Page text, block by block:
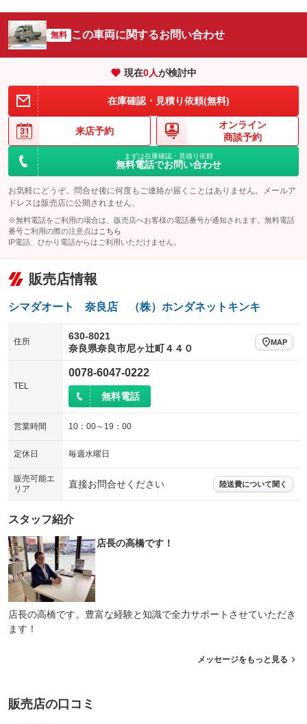
：装備なし ：装備あり
ダウンヒルアシストコントロール
：装備なし
：装備あり ：装備あり
ドライブレコーダー
USB入力端子
：装備なし Bluetooth接続
：装備なし
100V電源 クリーンディーゼル
：装備なし
センターデフロック
：装備なし
ラジコン付き
：装備なし フックイン付き
：装備なし
アームロール
：装備なし
アーム式
：装備なし 後輪ダブル
：装備なし
三方開 ラッシングレール
サイドドア
：装備なし
レンタカーアップ
：装備なし 展示・試乗車
：装備なし
電動格納ミラー
：装備あり
ビジュアル
：装備なし
アルミホイール
：装備なし
革シート ハーフレザーシート
：装備あり ：装備あり
HID(キセノンライト)
：装備なし ポータブルナビ
バックカメラ ETC
：装備なし
エアロ
：装備なし スマートキー
：装備あり
ローダウン ランフラットタイヤ
パワーシート
：装備なし
ベンチシート
：装備なし フルフラットシート
電動格納サードシート
：装備なし
：装備なし ：装備なし
シートエアコン
：装備なし 全周囲カメラ
：装備なし
サイドカメラ
：装備なし
エアサスペンション
保冷 低床
全低床（フルフラットロー）
：装備なし 高床
：装備なし
装備略号／用語解説
無料 この車両に関するお問い合わせ
現在0人が検討中
在庫確認・見積り依頼(無料)
来店予約
オンライン
商談予約
まずは在庫確認・見積り依頼
無料電話でお問い合わせ
お気軽にどうぞ。問合せ後に何度もご連絡が届くことはありません。メールア
ドレスは販売店に公開されません。
※無料電話をご利用の場合は、販売店へお客様の電話番号が通知されます。無料電話
番号ご利用の際の注意点は こちら
IP電話、ひかり電話からはご利用いただけません。
販売店情報
シマダオート 奈良店 （株）ホンダネットキンキ
住所
630-8021
奈良県奈良市尼ヶ辻町４４０
MAP
TEL
0078-6047-0222
無料電話
営業時間 10：00～19：00
定休日 毎週水曜日
販売可能エ
リア
直接お問合せください 陸送費について聞く
スタッフ紹介
店長の高橋です！
店長の高橋です。豊富な経験と知識で全力サポートさせていただき
ます！
メッセージをもっと見る
販売店の口コミ